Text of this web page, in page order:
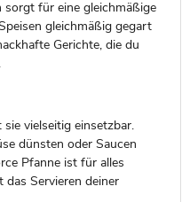
sorgt für eine gleichmäßige
gleichmäßig gegart
Gerichte, die du
vielseitig einsetzbar.
dünsten oder Saucen
Pfanne ist für alles
Servieren deiner